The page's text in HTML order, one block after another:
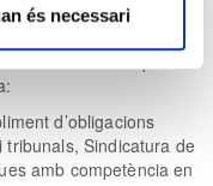
és necessari
d’obligacions
tribunals, Sindicatura de
amb competència en